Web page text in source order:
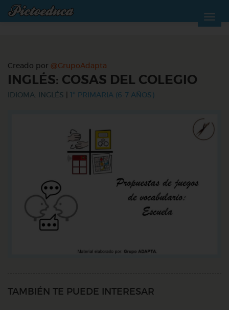
Creado por @GrupoAdapta
INGLÉS: COSAS DEL COLEGIO
IDIOMA: INGLÉS 1º PRIMARIA (6-7 AÑOS)
TAMBIÉN TE PUEDE INTERESAR